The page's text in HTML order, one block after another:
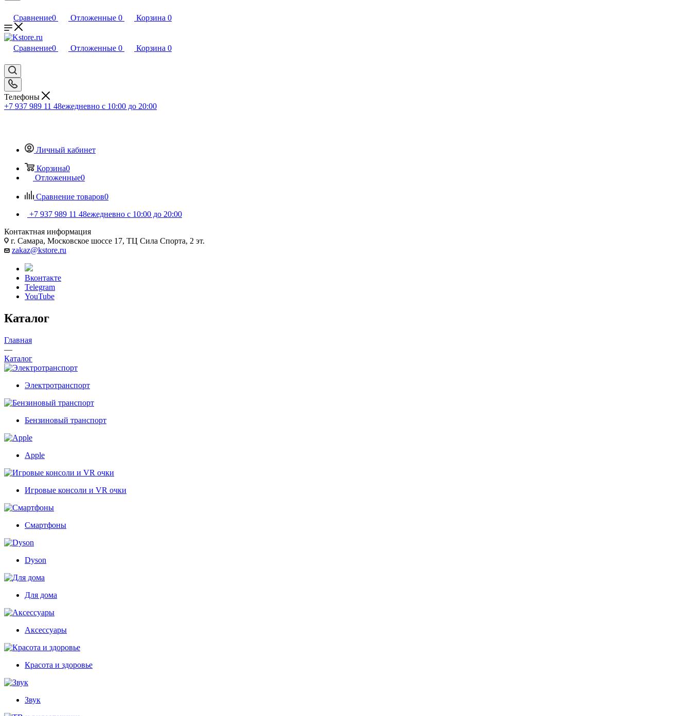
Сравнение0 Отложенные 0 Корзина 0
Сравнение0 Отложенные 0 Корзина 0
Телефоны
+7 937 989 11 48ежедневно с 10:00 до 20:00
Личный кабинет
Корзина0
Отложенные0
Сравнение товаров0
+7 937 989 11 48ежедневно с 10:00 до 20:00
Контактная информация
г. Самара, Московское шоссе 17, ТЦ Сила Спорта, 2 эт.
zakaz@kstore.ru
Вконтакте
Telegram
YouTube
Каталог
Главная
—
Каталог
Электротранспорт
Бензиновый транспорт
Apple
Игровые консоли и VR очки
Смартфоны
Dyson
Для дома
Аксессуары
Красота и здоровье
Звук